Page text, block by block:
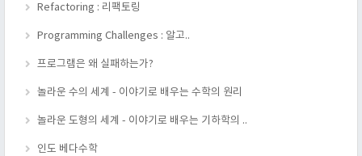
Refactoring : 리팩토링
Programming Challenges : 알고..
프로그램은 왜 실패하는가?
놀라운 수의 세계 - 이야기로 배우는 수학의 원리
놀라운 도형의 세계 - 이야기로 배우는 기하학의 ..
인도 베다수학